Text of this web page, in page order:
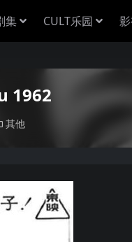
集 CULT乐园
1962
其他